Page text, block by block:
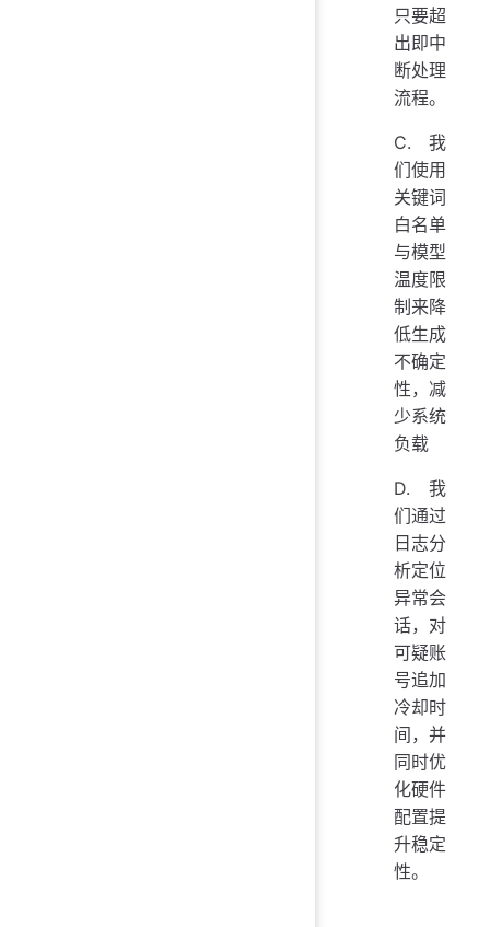
只要超
出即中
断处理
流程。
C. 我
们使用
关键词
白名单
与模型
温度限
制来降
低生成
不确定
性，减
少系统
负载
D. 我
们通过
日志分
析定位
异常会
话，对
可疑账
号追加
冷却时
间，并
同时优
化硬件
配置提
升稳定
性。